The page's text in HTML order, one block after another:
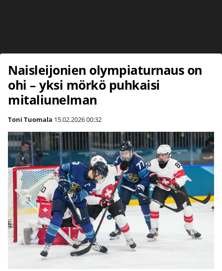
Naisleijonien olympiaturnaus on
ohi – yksi mörkö puhkaisi
mitaliunelman
Toni Tuomala 15.02.202600:32